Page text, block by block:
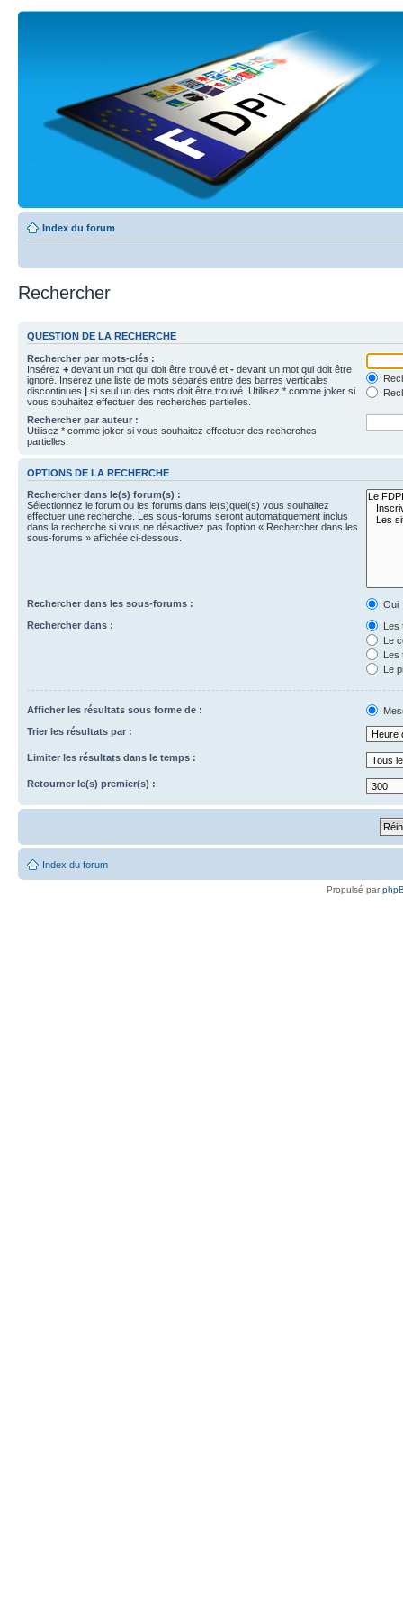
Index du forum
Rechercher
QUESTION DE LA RECHERCHE
Rechercher par mots-clés :
Insérez + devant un mot qui doit être trouvé et - devant un mot qui doit être
ignoré. Insérez une liste de mots séparés entre des barres verticales
discontinues | si seul un des mots doit être trouvé. Utilisez * comme joker si
vous souhaitez effectuer des recherches partielles.
Rechercher par auteur :
Utilisez * comme joker si vous souhaitez effectuer des recherches
partielles.
OPTIONS DE LA RECHERCHE
Rechercher dans le(s) forum(s) :
Sélectionnez le forum ou les forums dans le(s)quel(s) vous souhaitez
effectuer une recherche. Les sous-forums seront automatiquement inclus
dans la recherche si vous ne désactivez pas l’option « Rechercher dans les
sous-forums » affichée ci-dessous.
Rechercher dans les sous-forums :
Oui
Rechercher dans :
Les
Le
Les
Le
Afficher les résultats sous forme de :
Trier les résultats par :
Limiter les résultats dans le temps :
Retourner le(s) premier(s) :
Index du forum
Propulsé par